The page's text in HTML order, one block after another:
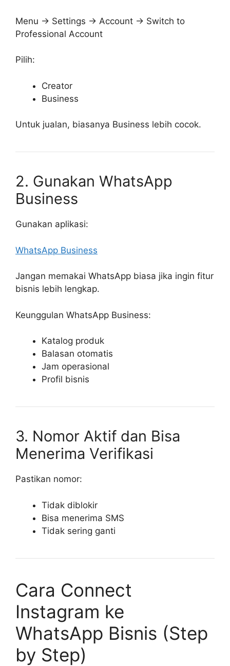
Menu → Settings → Account → Switch to
Professional Account
Pilih:
Creator
Business
Untuk jualan, biasanya Business lebih cocok.
2. Gunakan WhatsApp
Business
Gunakan aplikasi:
WhatsApp Business
Jangan memakai WhatsApp biasa jika ingin fitur
bisnis lebih lengkap.
Keunggulan WhatsApp Business:
Katalog produk
Balasan otomatis
Jam operasional
Profil bisnis
3. Nomor Aktif dan Bisa
Menerima Verifikasi
Pastikan nomor:
Tidak diblokir
Bisa menerima SMS
Tidak sering ganti
Cara Connect
Instagram ke
WhatsApp Bisnis (Step
by Step)